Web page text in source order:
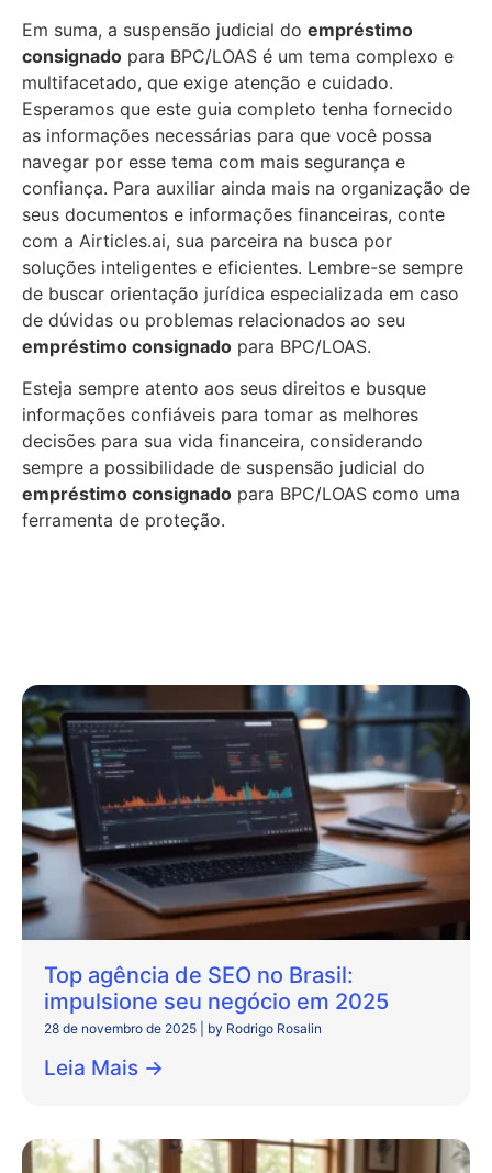
Em suma, a suspensão judicial do empréstimo
consignado para BPC/LOAS é um tema complexo e
multifacetado, que exige atenção e cuidado.
Esperamos que este guia completo tenha fornecido
as informações necessárias para que você possa
navegar por esse tema com mais segurança e
confiança. Para auxiliar ainda mais na organização de
seus documentos e informações financeiras, conte
com a Airticles.ai, sua parceira na busca por
soluções inteligentes e eficientes. Lembre-se sempre
de buscar orientação jurídica especializada em caso
de dúvidas ou problemas relacionados ao seu
empréstimo consignado para BPC/LOAS.
Esteja sempre atento aos seus direitos e busque
informações confiáveis para tomar as melhores
decisões para sua vida financeira, considerando
sempre a possibilidade de suspensão judicial do
empréstimo consignado para BPC/LOAS como uma
ferramenta de proteção.
Top agência de SEO no Brasil:
impulsione seu negócio em 2025
28 de novembro de 2025 by Rodrigo Rosalin
Leia Mais →